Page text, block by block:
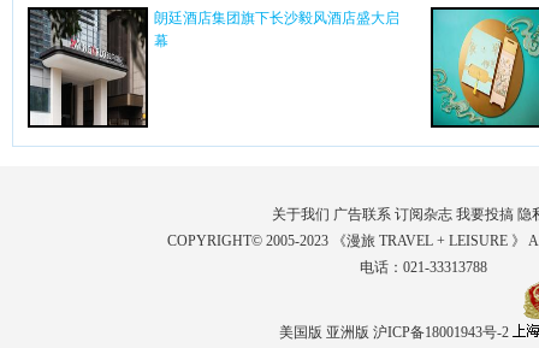
朗廷酒店集团旗下长沙毅风酒店盛大启
幕
关于我们 广告联系 订阅杂志 我要投搞 隐
COPYRIGHT© 2005-2023 《漫旅 TRAVEL + LEISURE 》
电话：021-33313788
美国版 亚洲版 沪ICP备18001943号-2